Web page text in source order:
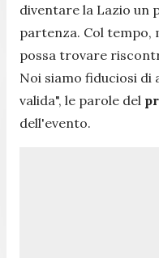
diventare la Lazio un
partenza. Col tempo,
possa trovare
Noi siamo fiduciosi
valida", le parole del
dell'evento.